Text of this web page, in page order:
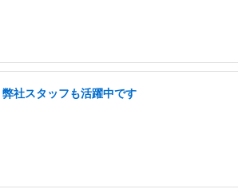
社スタッフも活躍中です